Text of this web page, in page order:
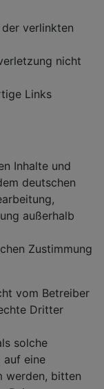
verlinkten
nicht
Links
Inhalte und
deutschen
außerhalb
Zustimmung
vom Betreiber
Dritter
solche
auf eine
werden, bitten